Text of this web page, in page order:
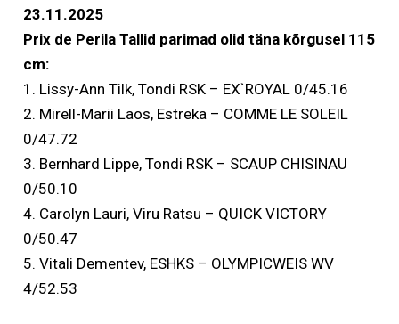
23.11.2025
Prix de Perila Tallid parimad olid täna kõrgusel 115
cm:
1. Lissy-Ann Tilk, Tondi RSK – EX`ROYAL 0/45.16
2. Mirell-Marii Laos, Estreka – COMME LE SOLEIL
0/47.72
3. Bernhard Lippe, Tondi RSK – SCAUP CHISINAU
0/50.10
4. Carolyn Lauri, Viru Ratsu – QUICK VICTORY
0/50.47
5. Vitali Dementev, ESHKS – OLYMPICWEIS WV
4/52.53